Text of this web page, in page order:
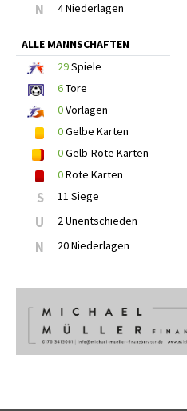
N 4 Niederlagen
ALLE MANNSCHAFTEN
29Spiele
6Tore
0Vorlagen
0Gelbe Karten
0Gelb-Rote Karten
0Rote Karten
S 11 Siege
U 2 Unentschieden
N 20 Niederlagen